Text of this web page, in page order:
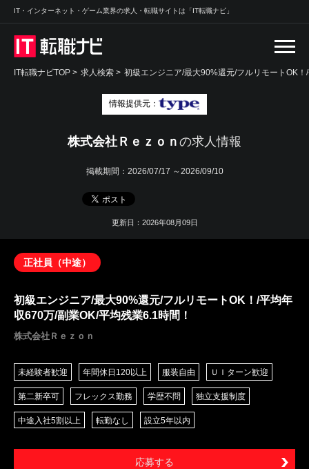
IT・インターネット・ゲーム業界の求人・転職サイトは「IT転職ナビ」
IT転職ナビTOP > 求人検索 > 初級エンジニア/最大90%還元/フルリモートOK
情報提供元：
株式会社Ｒｅｚｏｎ の求人情報
掲載期間： 2026/07/17 ～2026/09/10
更新日：2026年08月09日
正社員（中途）
初級エンジニア/最大90%還元/フルリモートOK！/平均年
収670万/副業OK/平均残業6.1時間！
株式会社Ｒｅｚｏｎ
未経験者歓迎 年間休日120以上 服装自由 ＵＩターン歓迎
第二新卒可 フレックス勤務 学歴不問 独立支援制度
中途入社5割以上 転勤なし 設立5年以内
応募する